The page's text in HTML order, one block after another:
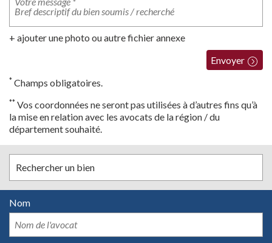
+ ajouter une photo ou autre fichier annexe
Envoyer
* Champs obligatoires.
** Vos coordonnées ne seront pas utilisées à d’autres fins qu’à
la mise en relation avec les avocats de la région / du
département souhaité.
Rechercher un bien
Nom